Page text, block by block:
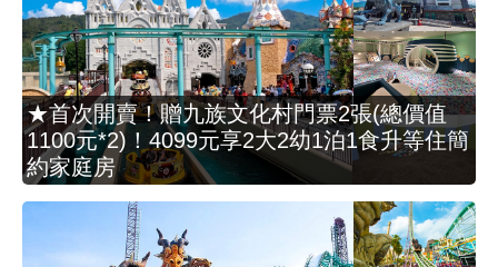
★首次開賣！贈九族文化村門票2張(總價值
1100元*2)！4099元享2大2幼1泊1食升等住簡
約家庭房